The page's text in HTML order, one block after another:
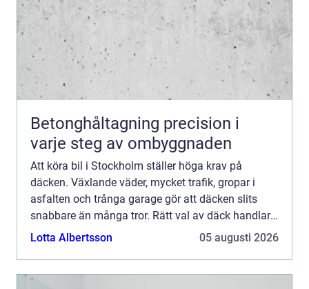
Betonghåltagning precision i
varje steg av ombyggnaden
Att köra bil i Stockholm ställer höga krav på
däcken. Växlande väder, mycket trafik, gropar i
asfalten och trånga garage gör att däcken slits
snabbare än många tror. Rätt val av däck handlar
därför inte bara om komfort och
Lotta Albertsson 05 augusti 2026